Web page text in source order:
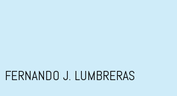
FERNANDO J. LUMBRERAS